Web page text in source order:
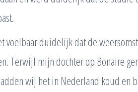
voelbaar duidelijk dat de
Terwijl mijn dochter op Bonaire
wij het in Nederland koud en